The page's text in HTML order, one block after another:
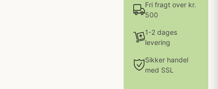
Fri fragt over kr.
500
1-2 dages
levering
Sikker handel
med SSL